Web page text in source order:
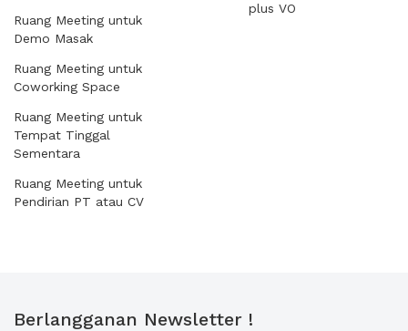
Ruang Meeting untuk
Demo Masak
Ruang Meeting untuk
Coworking Space
Ruang Meeting untuk
Tempat Tinggal
Sementara
Ruang Meeting untuk
Pendirian PT atau CV
plus VO
Berlangganan Newsletter !